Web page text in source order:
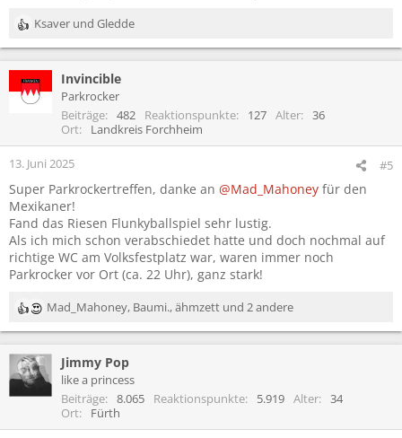
R
e
k
t
n
e
:
Ksaver und Gledde
Invincible
Parkrocker
Beiträge
482 Reaktionspunkte 127 Alter
36
Ort
Landkreis Forchheim
13. Juni 2025 #5
Super Parkrockertreffen, danke an @Mad_Mahoney für den
Mexikaner!
Fand das Riesen Flunkyballspiel sehr lustig.
Als ich mich schon verabschiedet hatte und doch nochmal auf
richtige WC am Volksfestplatz war, waren immer noch
Parkrocker vor Ort (ca. 22 Uhr), ganz stark!
R
e
k
t
i
n
Mad_Mahoney, Baumi.,ähmzett und 2 andere
Jimmy Pop
like a princess
Beiträge
8.065 Reaktionspunkte 5.919 Alter
34
Ort
Fürth